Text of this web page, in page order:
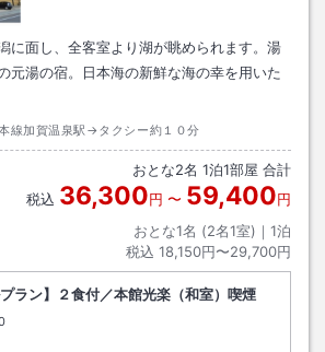
に面し、全客室より湖が眺められます。湯
元湯の宿。日本海の新鮮な海の幸を用いた
線加賀温泉駅→タクシー約１０分
おとな2名 1泊1部屋 合計
税込 36,300円 〜 59,400円
おとな1名 (2名1室)｜ 1泊
税込 18,150円〜29,700円
ラン】２食付／本館光楽（和室）喫煙
クアウト